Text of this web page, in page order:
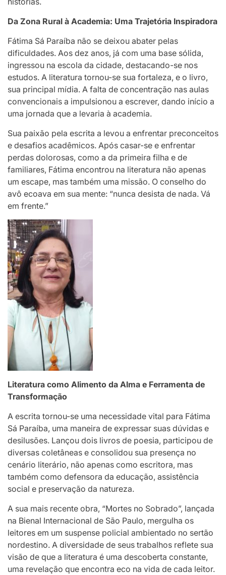
Da Zona Rural à Academia: Uma Trajetória Inspiradora
Fátima Sá Paraíba não se deixou abater pelas
dificuldades. Aos dez anos, já com uma base sólida,
ingressou na escola da cidade, destacando-se nos
estudos. A literatura tornou-se sua fortaleza, e o livro,
sua principal mídia. A falta de concentração nas aulas
convencionais a impulsionou a escrever, dando início a
uma jornada que a levaria à academia.
Sua paixão pela escrita a levou a enfrentar preconceitos
e desafios acadêmicos. Após casar-se e enfrentar
perdas dolorosas, como a da primeira filha e de
familiares, Fátima encontrou na literatura não apenas
um escape, mas também uma missão. O conselho do
avô ecoava em sua mente: “nunca desista de nada. Vá
em frente.”
Literatura como Alimento da Alma e Ferramenta de
Transformação
A escrita tornou-se uma necessidade vital para Fátima
Sá Paraíba, uma maneira de expressar suas dúvidas e
desilusões. Lançou dois livros de poesia, participou de
diversas coletâneas e consolidou sua presença no
cenário literário, não apenas como escritora, mas
também como defensora da educação, assistência
social e preservação da natureza.
A sua mais recente obra, “Mortes no Sobrado”, lançada
na Bienal Internacional de São Paulo, mergulha os
leitores em um suspense policial ambientado no sertão
nordestino. A diversidade de seus trabalhos reflete sua
visão de que a literatura é uma descoberta constante,
uma revelação que encontra eco na vida de cada leitor.